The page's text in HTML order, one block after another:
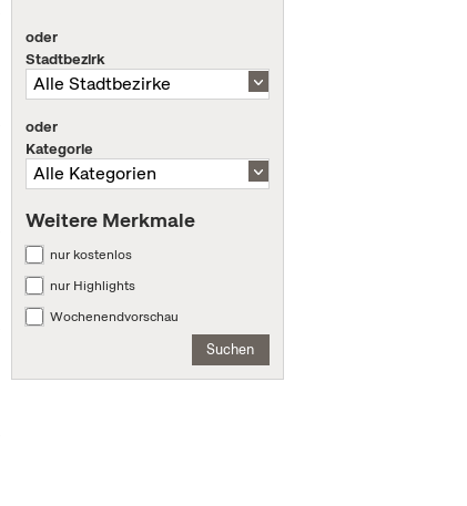
oder
Stadtbezirk
oder
Kategorie
Weitere Merkmale
nur kostenlos
nur Highlights
Wochenendvorschau
Suchen